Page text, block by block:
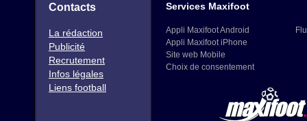
Contacts
La rédaction
Publicité
Recrutement
Infos légales
Liens football
Services Maxifoot
Appli Maxifoot Android
Appli Maxifoot iPhone
Site web Mobile
Choix de consentement